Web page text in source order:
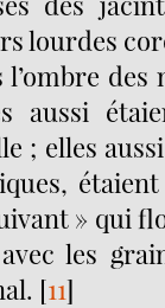
lourdes
des
aussi
; elles
étaient
» qui
les
[11]